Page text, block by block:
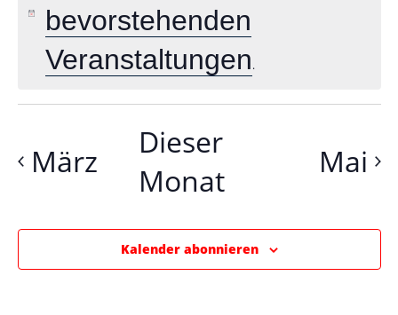
Hinweisbevorstehenden
Veranstaltungen.
März
Dieser
Monat
Mai
Kalender abonnieren